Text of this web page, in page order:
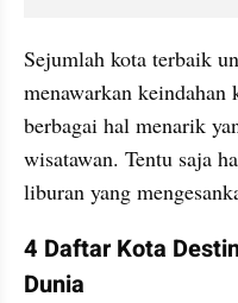
Sejumlah kota terbaik
menawarkan keindahan
berbagai hal menarik
wisatawan. Tentu saja
liburan yang
4 Daftar Kota
Dunia